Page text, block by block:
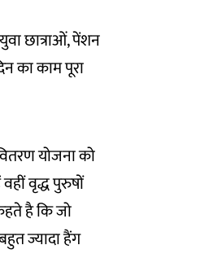
छात्राओं, पेंशन
का काम पूरा
योजना को
वृद्ध पुरुषों
है कि जो
ज्यादा हैंग